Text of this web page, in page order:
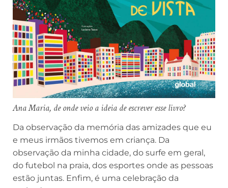
Ana Maria, de onde veio a ideia de escrever esse livro?
Da observação da memória das amizades que eu
e meus irmãos tivemos em criança. Da
observação da minha cidade, do surfe em geral,
do futebol na praia, dos esportes onde as pessoas
estão juntas. Enfim, é uma celebração da